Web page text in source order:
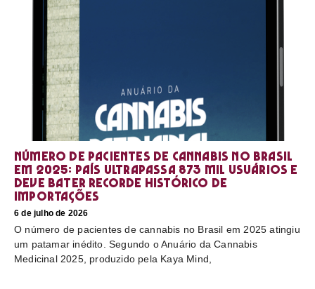
Número de pacientes de cannabis no Brasil
em 2025: país ultrapassa 873 mil usuários e
deve bater recorde histórico de
importações
6 de julho de 2026
O número de pacientes de cannabis no Brasil em 2025 atingiu
um patamar inédito. Segundo o Anuário da Cannabis
Medicinal 2025, produzido pela Kaya Mind,